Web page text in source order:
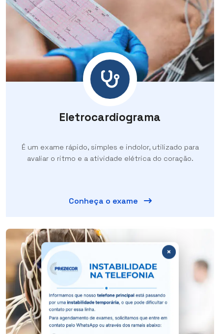
Eletrocardiograma
É um exame rápido, simples e indolor, utilizado para
avaliar o ritmo e a atividade elétrica do coração.
Conheça o exame
×